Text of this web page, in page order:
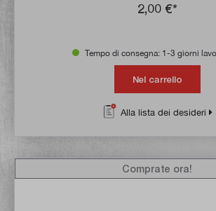
2,00 €*
Tempo di consegna: 1-3 giorni
Nel carrello
Alla lista dei desideri
Comprate ora!